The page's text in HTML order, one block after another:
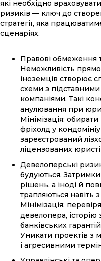
які необхідно
ризиків — ключ до
стратегії, яка
сценаріях.
Правові обмеження
Неможливість
іноземців створює
схеми з
компаніями. Такі
анулювання при
Мінімізація:
фріхолд у
зареєстрований
ліцензованих
Девелоперські
будуються.
рішень, а іноді й
трапляються навіть
Мінімізація:
девелопера, історію
банківських
Уникати проектів з
і агресивними